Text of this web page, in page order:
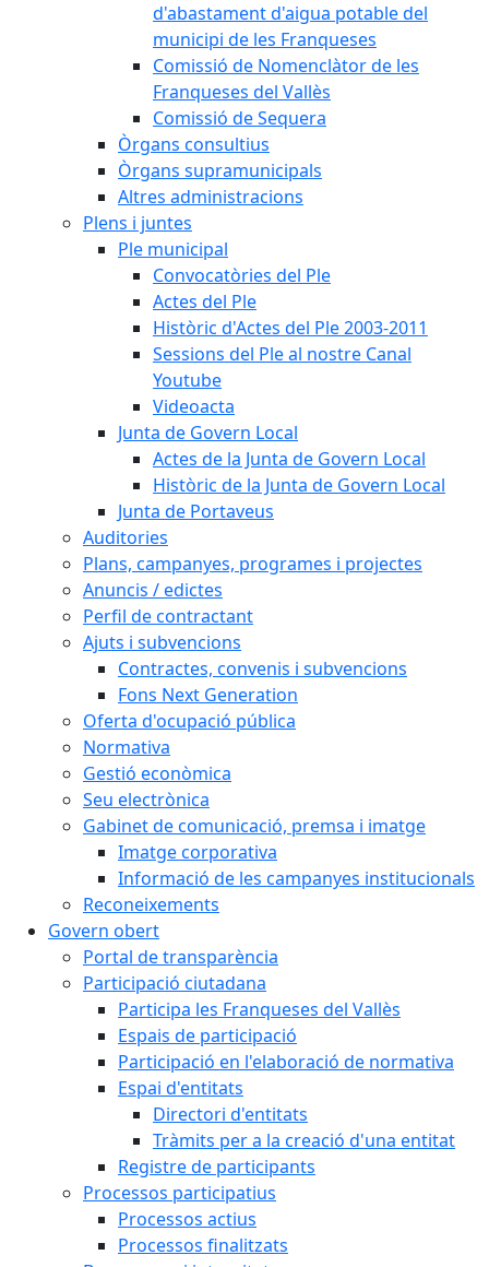
d'abastament d'aigua potable del
municipi de les Franqueses
Comissió de Nomenclàtor de les
Franqueses del Vallès
Comissió de Sequera
Òrgans consultius
Òrgans supramunicipals
Altres administracions
Plens i juntes
Ple municipal
Convocatòries del Ple
Actes del Ple
Històric d'Actes del Ple 2003-2011
Sessions del Ple al nostre Canal
Youtube
Videoacta
Junta de Govern Local
Actes de la Junta de Govern Local
Històric de la Junta de Govern Local
Junta de Portaveus
Auditories
Plans, campanyes, programes i projectes
Anuncis / edictes
Perfil de contractant
Ajuts i subvencions
Contractes, convenis i subvencions
Fons Next Generation
Oferta d'ocupació pública
Normativa
Gestió econòmica
Seu electrònica
Gabinet de comunicació, premsa i imatge
Imatge corporativa
Informació de les campanyes institucionals
Reconeixements
Govern obert
Portal de transparència
Participació ciutadana
Participa les Franqueses del Vallès
Espais de participació
Participació en l'elaboració de normativa
Espai d'entitats
Directori d'entitats
Tràmits per a la creació d'una entitat
Registre de participants
Processos participatius
Processos actius
Processos finalitzats